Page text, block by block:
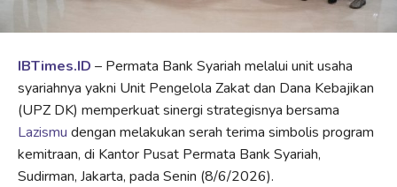
IBTimes.ID – Permata Bank Syariah melalui unit usaha
syariahnya yakni Unit Pengelola Zakat dan Dana Kebajikan
(UPZ DK) memperkuat sinergi strategisnya bersama
Lazismu dengan melakukan serah terima simbolis program
kemitraan, di Kantor Pusat Permata Bank Syariah,
Sudirman, Jakarta, pada Senin (8/6/2026).